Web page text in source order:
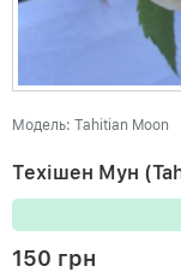
Модель: Tahitian Moon
Техішен Мун
150 грн